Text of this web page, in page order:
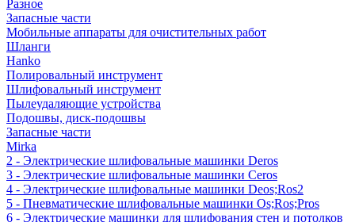
Разное
Запасные части
Мобильные аппараты для очистительных работ
Шланги
Hanko
Полировальный инструмент
Шлифовальный инструмент
Пылеудаляющие устройства
Подошвы, диск-подошвы
Запасные части
Mirka
2 - Электрические шлифовальные машинки Deros
3 - Электрические шлифовальные машинки Ceros
4 - Электрические шлифовальные машинки Deos;Ros2
5 - Пневматические шлифовальные машинки Os;Ros;Pros
6 - Электрические машинки для шлифования стен и потолков